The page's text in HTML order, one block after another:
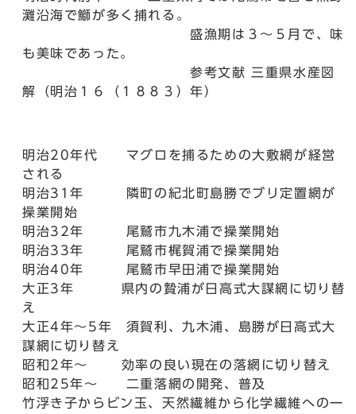
灘沿海で鰤が多く捕れる。
盛漁期は３〜５⽉で、味
も美味であった。
参考文献 三重県水産図
解（明治１６（１８８３）年）
明治20年代 マグロを捕るための大敷網が経営
される
明治31年 隣町の紀北町島勝でブリ定置網が
操業開始
明治32年 尾鷲市九木浦で操業開始
明治33年 尾鷲市梶賀浦で操業開始
明治40年 尾鷲市早田浦で操業開始
大正3年 県内の贄浦が日高式大謀網に切り替
え
大正4年～5年 須賀利、九木浦、島勝が日高式大
謀網に切り替え
昭和2年～ 効率の良い現在の落網に切り替え
昭和25年～ 二重落網の開発、普及
竹浮き子からビン玉、天然繊維から化学繊維への一